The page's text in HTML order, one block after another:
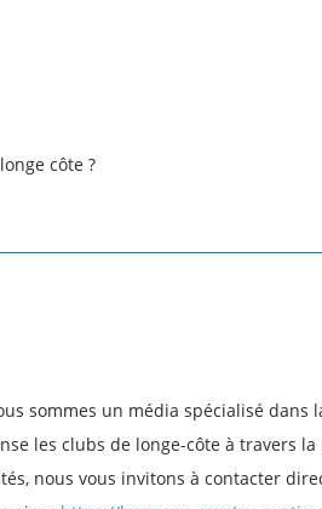
côte ?
sommes un média spécialisé dans
les clubs de longe-côte à travers
nous vous invitons à contacter